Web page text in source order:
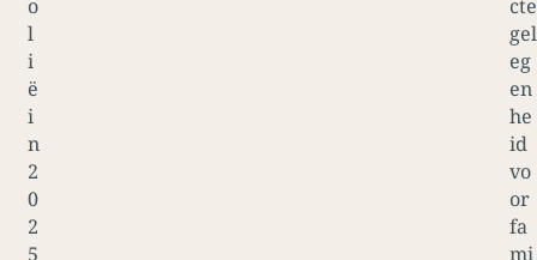
o
l
i
ë
i
n
2
0
2
5
cte
gel
eg
en
he
id
vo
or
fa
mi